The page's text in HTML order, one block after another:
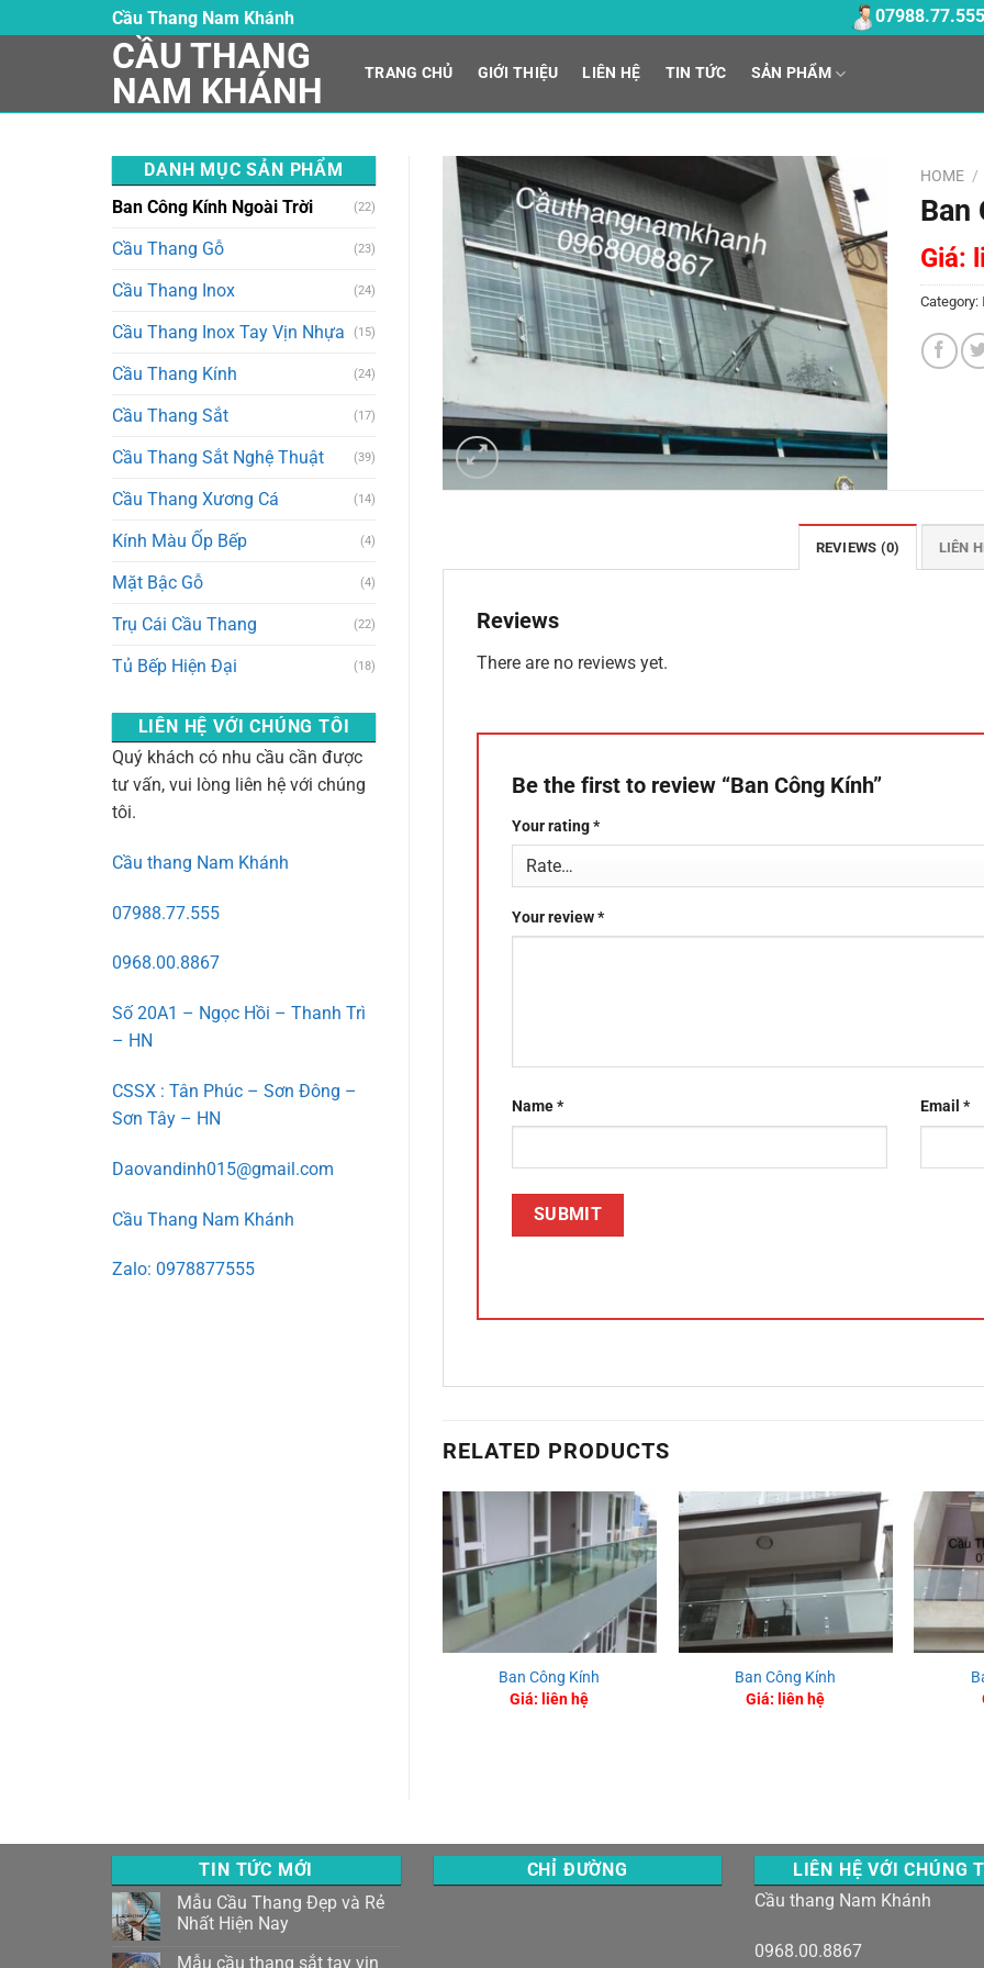
to
Cầu Thang Nam Khánh
CẦU THANG
NAM KHÁNH
TRANG CHỦ GIỚI THIỆU LIÊN HỆ TIN TỨC SẢN PHẨM
DANH MỤC SẢN PHẨM
Ban Công Kính Ngoài Trời
(22)
Cầu Thang Gỗ (23)
Cầu Thang Inox (24)
Cầu Thang Inox Tay Vịn Nhựa (15)
Cầu Thang Kính (24)
Cầu Thang Sắt (17)
Cầu Thang Sắt Nghệ Thuật (39)
Cầu Thang Xương Cá (14)
Kính Màu Ốp Bếp (4)
Mặt Bậc Gỗ (4)
Trụ Cái Cầu Thang (22)
Tủ Bếp Hiện Đại (18)
LIÊN HỆ VỚI CHÚNG TÔI
Quý khách có nhu cầu cần được
tư vấn, vui lòng liên hệ với chúng
tôi.
Cầu thang Nam Khánh
07988.77.555
0968.00.8867
Số 20A1 – Ngọc Hồi – Thanh Trì
– HN
CSSX : Tân Phúc – Sơn Đông –
Sơn Tây – HN
Daovandinh015@gmail.com
Cầu Thang Nam Khánh
Zalo: 0978877555
HOME /
Ban
Giá:
Category:
REVIEWS (0) LIÊN
Reviews
There are no reviews yet.
Be the first to review “Ban Công Kính”
Your rating*
Your review*
Name* Email *
RELATED PRODUCTS
Ban Công Kính
Giá: liên hệ
Ban Công Kính
Giá: liên hệ
TIN TỨC MỚI
Mẫu Cầu Thang Đẹp và Rẻ
Nhất Hiện Nay
Mẫu cầu thang sắt tay vịn
CHỈ ĐƯỜNG
LIÊN HỆ VỚI CHÚNG
Cầu thang Nam Khánh
0968.00.8867